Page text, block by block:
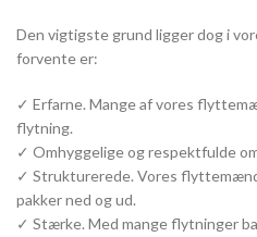
Den vigtigste grund ligger dog i
forvente er:
✓ Erfarne. Mange af vores
flytning.
✓ Omhyggelige og respektfulde
✓ Strukturerede. Vores
pakker ned og ud.
✓ Stærke. Med mange flytninger